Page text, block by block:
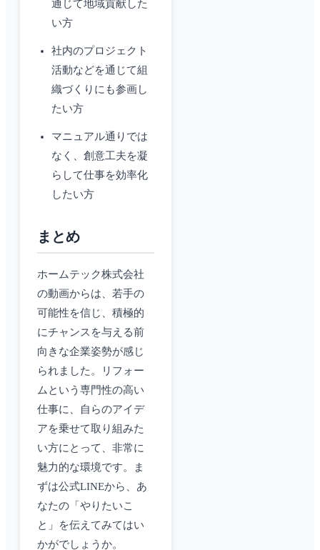
通じて地域貢献した
い方
社内のプロジェクト
活動などを通じて組
織づくりにも参画し
たい方
マニュアル通りでは
なく、創意工夫を凝
らして仕事を効率化
したい方
まとめ
ホームテック株式会社
の動画からは、若手の
可能性を信じ、積極的
にチャンスを与える前
向きな企業姿勢が感じ
られました。リフォー
ムという専門性の高い
仕事に、自らのアイデ
アを乗せて取り組みた
い方にとって、非常に
魅力的な環境です。ま
ずは公式LINEから、あ
なたの「やりたいこ
と」を伝えてみてはい
かがでしょうか。